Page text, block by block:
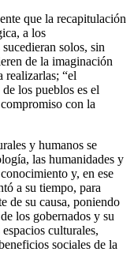
que la recapitulación
a los
solos, sin
de la imaginación
realizarlas; “el
los pueblos es el
con la
y humanos se
las humanidades y
y, en ese
a su tiempo, para
de su causa, poniendo
los gobernados y su
culturales,
sociales de la